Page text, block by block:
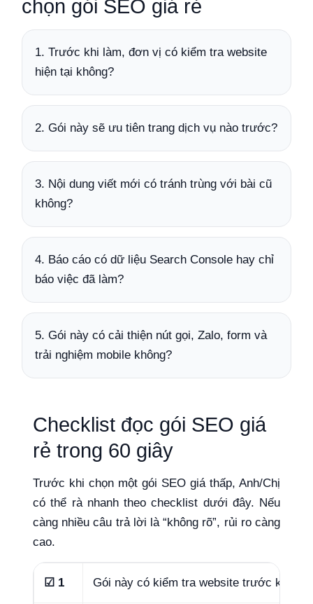
chọn gói SEO giá rẻ
1. Trước khi làm, đơn vị có kiểm tra website
hiện tại không?
2. Gói này sẽ ưu tiên trang dịch vụ nào trước?
3. Nội dung viết mới có tránh trùng với bài cũ
không?
4. Báo cáo có dữ liệu Search Console hay chỉ
báo việc đã làm?
5. Gói này có cải thiện nút gọi, Zalo, form và
trải nghiệm mobile không?
Checklist đọc gói SEO giá
rẻ trong 60 giây
Trước khi chọn một gói SEO giá thấp, Anh/Chị
có thể rà nhanh theo checklist dưới đây. Nếu
càng nhiều câu trả lời là “không rõ”, rủi ro càng
cao.
☑ 1 Gói này có kiểm tra website trước khi bắt